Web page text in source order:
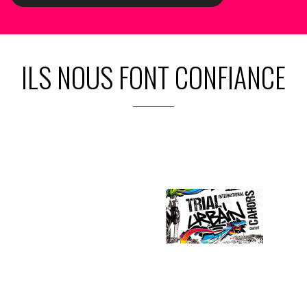
ILS NOUS FONT CONFIANCE